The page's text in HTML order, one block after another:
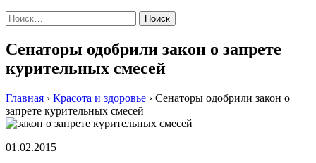
Найти:
Сенаторы одобрили закон о запрете
курительных смесей
Главная › Красота и здоровье › Сенаторы одобрили закон о
запрете курительных смесей
01.02.2015